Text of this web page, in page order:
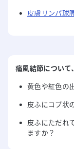
皮膚リンパ球
痛風結節について
黄色や紅色の
皮ふにコブ状
皮ふにただれ
ますか？